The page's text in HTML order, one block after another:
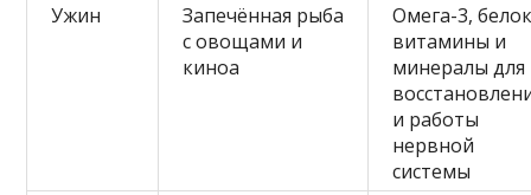
Ужин
Запечённая рыба
с овощами и
киноа
Омега-3,
витамины и
минералы для
и работы
нервной
системы